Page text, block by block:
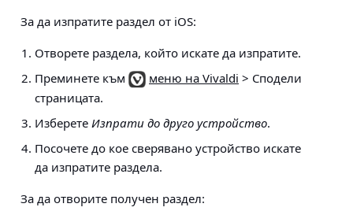
За да изпратите раздел от iOS:
Отворете раздела, който искате да изпратите.
Преминете към
меню на Vivaldi > Сподели
страницата.
Изберете Изпрати до друго устройство.
Посочете до кое сверявано устройство искате
да изпратите раздела.
За да отворите получен раздел: